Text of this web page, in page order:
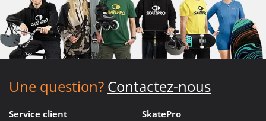
Une question? Contactez-nous
Service client SkatePro